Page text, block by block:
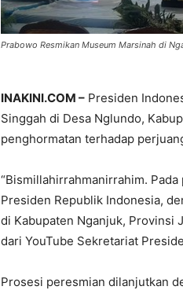
Prabowo Resmikan Museum Marsinah di
INAKINI.COM – Presiden
Singgah di Desa Nglundo,
penghormatan terhadap
“Bismillahirrahmanirrahim.
Presiden Republik Indonesia,
di Kabupaten Nganjuk, Provinsi
dari YouTube Sekretariat
Prosesi peresmian dilanjutkan